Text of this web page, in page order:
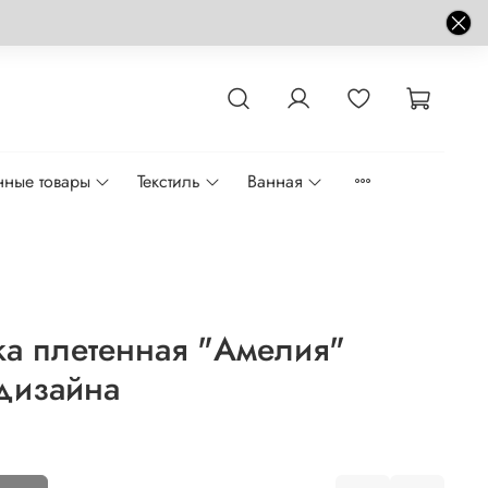
товары Текстиль Ванная
плетенная "Амелия"